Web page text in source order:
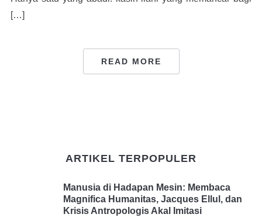
[…]
READ MORE
ARTIKEL TERPOPULER
Manusia di Hadapan Mesin: Membaca
Magnifica Humanitas, Jacques Ellul, dan
Krisis Antropologis Akal Imitasi